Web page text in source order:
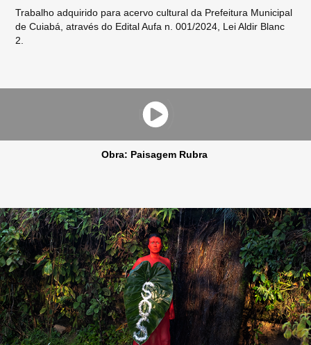
Trabalho adquirido para acervo cultural da Prefeitura Municipal
de Cuiabá, através do Edital Aufa n. 001/2024, Lei Aldir Blanc
2.
Obra: Paisagem Rubra